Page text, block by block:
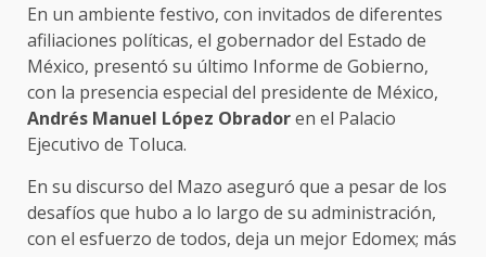
En un ambiente festivo, con invitados de diferentes
afiliaciones políticas, el gobernador del Estado de
México, presentó su último Informe de Gobierno,
con la presencia especial del presidente de México,
Andrés Manuel López Obradoren el Palacio
Ejecutivo de Toluca.
En su discurso del Mazo aseguró que a pesar de los
desafíos que hubo a lo largo de su administración,
con el esfuerzo de todos, deja un mejor Edomex; más